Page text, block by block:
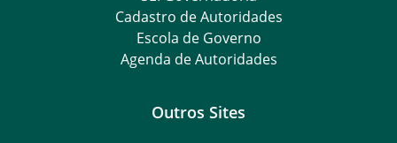
Cadastro de Autoridades
Escola de Governo
Agenda de Autoridades
Outros Sites